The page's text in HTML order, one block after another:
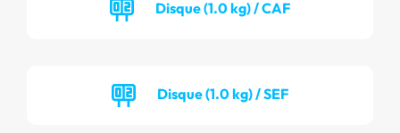
Disque (1.0 kg) / CAF
Disque (1.0 kg) / SEF